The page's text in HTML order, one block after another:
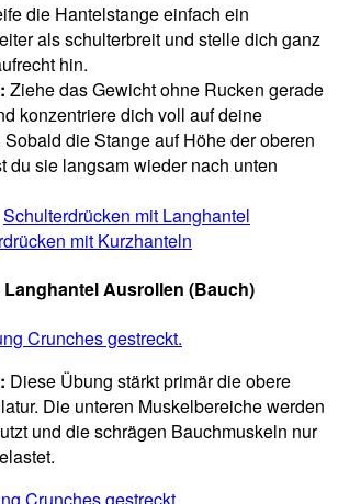
die Hantelstange einfach ein
als schulterbreit und stelle dich ganz
hin.
Ziehe das Gewicht ohne Rucken gerade
konzentriere dich voll auf deine
die Stange auf Höhe der oberen
du sie langsam wieder nach unten
Schulterdrücken mit Langhantel
mit Kurzhanteln
Ausrollen (Bauch)
Diese Übung stärkt primär die obere
Die unteren Muskelbereiche werden
und die schrägen Bauchmuskeln nur